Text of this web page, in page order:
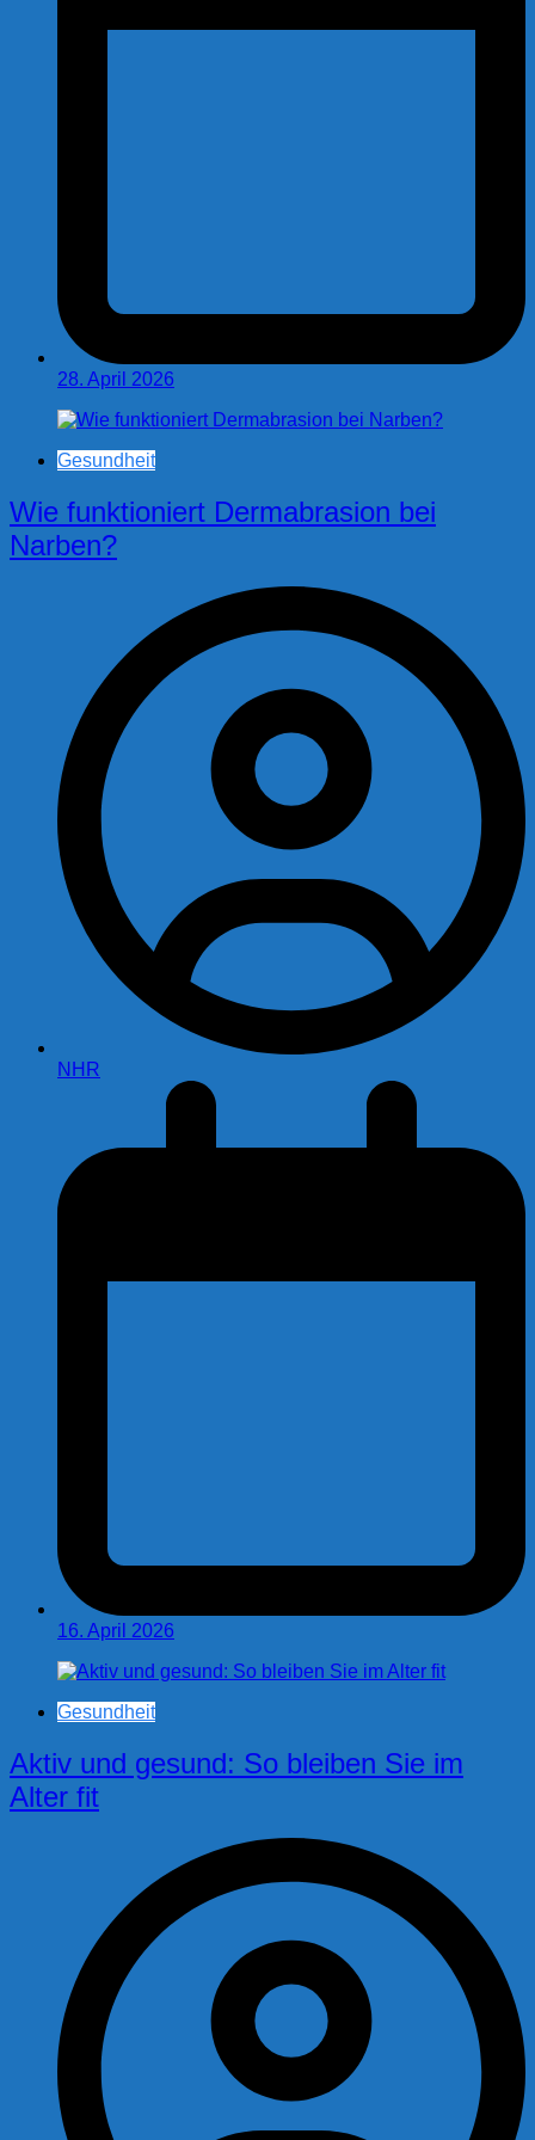
28. April 2026
Gesundheit
Wie funktioniert Dermabrasion bei
Narben?
NHR
16. April 2026
Gesundheit
Aktiv und gesund: So bleiben Sie im
Alter fit